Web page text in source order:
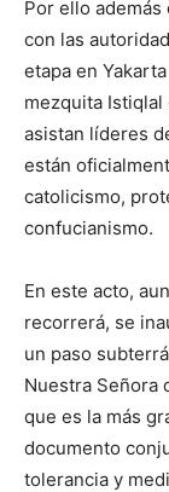
Por ello
con las
etapa en
mezquita Istiqlal
asistan líderes
están
catolicismo,
confucianismo.
En este acto,
recorrerá, se
un paso
Nuestra Señora
que es la más
documento
tolerancia y